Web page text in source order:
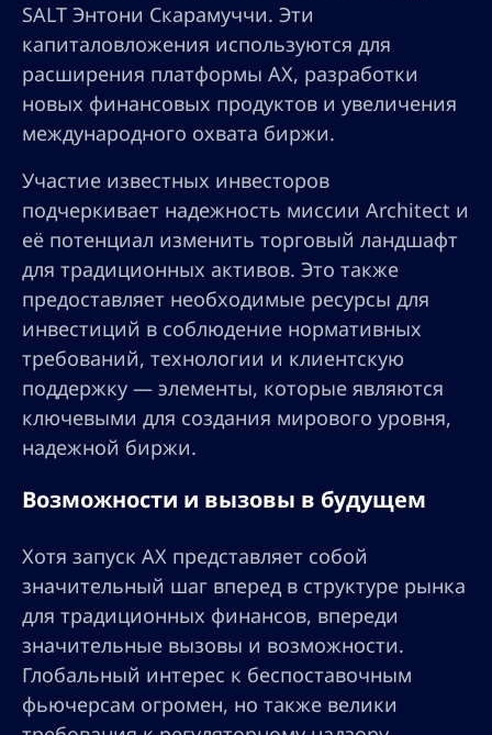
SALT Энтони Скарамуччи. Эти
капиталовложения используются для
расширения платформы AX, разработки
новых финансовых продуктов и увеличения
международного охвата биржи.
Участие известных инвесторов
подчеркивает надежность миссии Architect и
её потенциал изменить торговый ландшафт
для традиционных активов. Это также
предоставляет необходимые ресурсы для
инвестиций в соблюдение нормативных
требований, технологии и клиентскую
поддержку — элементы, которые являются
ключевыми для создания мирового уровня,
надежной биржи.
Возможности и вызовы в будущем
Хотя запуск AX представляет собой
значительный шаг вперед в структуре рынка
для традиционных финансов, впереди
значительные вызовы и возможности.
Глобальный интерес к беспоставочным
фьючерсам огромен, но также велики